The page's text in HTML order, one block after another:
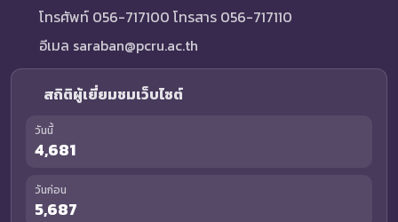
โทรศัพท์ 056-717100 โทรสาร 056-717110
อีเมล saraban@pcru.ac.th
สถิติผู้เยี่ยมชมเว็บไซต์
วันนี้
4,681
วันก่อน
5,687